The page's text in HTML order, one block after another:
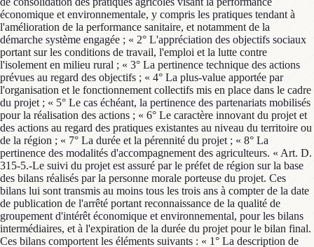
économique et environnementale, y compris les pratiques tendant à
l'amélioration de la performance sanitaire, et notamment de la
démarche système engagée ; « 2° L'appréciation des objectifs sociaux
portant sur les conditions de travail, l'emploi et la lutte contre
l'isolement en milieu rural ; « 3° La pertinence technique des actions
prévues au regard des objectifs ; « 4° La plus-value apportée par
l'organisation et le fonctionnement collectifs mis en place dans le cadre
du projet ; « 5° Le cas échéant, la pertinence des partenariats mobilisés
pour la réalisation des actions ; « 6° Le caractère innovant du projet et
des actions au regard des pratiques existantes au niveau du territoire ou
de la région ; « 7° La durée et la pérennité du projet ; « 8° La
pertinence des modalités d'accompagnement des agriculteurs. « Art. D.
315-5.-Le suivi du projet est assuré par le préfet de région sur la base
des bilans réalisés par la personne morale porteuse du projet. Ces
bilans lui sont transmis au moins tous les trois ans à compter de la date
de publication de l'arrêté portant reconnaissance de la qualité de
groupement d'intérêt économique et environnemental, pour les bilans
intermédiaires, et à l'expiration de la durée du projet pour le bilan final.
Ces bilans comportent les éléments suivants : « 1° La description de